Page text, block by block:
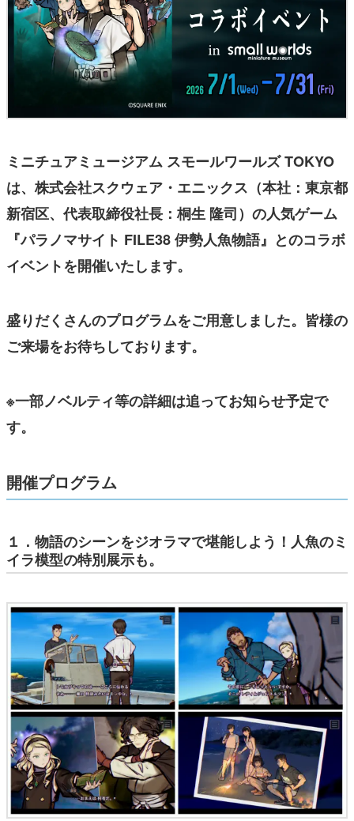
ミニチュアミュージアム スモールワールズ TOKYO
は、株式会社スクウェア・エニックス（本社：東京都
新宿区、代表取締役社長：桐生 隆司）の人気ゲーム
『パラノマサイト FILE38 伊勢人魚物語』とのコラボ
イベントを開催いたします。
盛りだくさんのプログラムをご用意しました。皆様の
ご来場をお待ちしております。
※一部ノベルティ等の詳細は追ってお知らせ予定で
す。
開催プログラム
１．物語のシーンをジオラマで堪能しよう！人魚のミ
イラ模型の特別展示も。